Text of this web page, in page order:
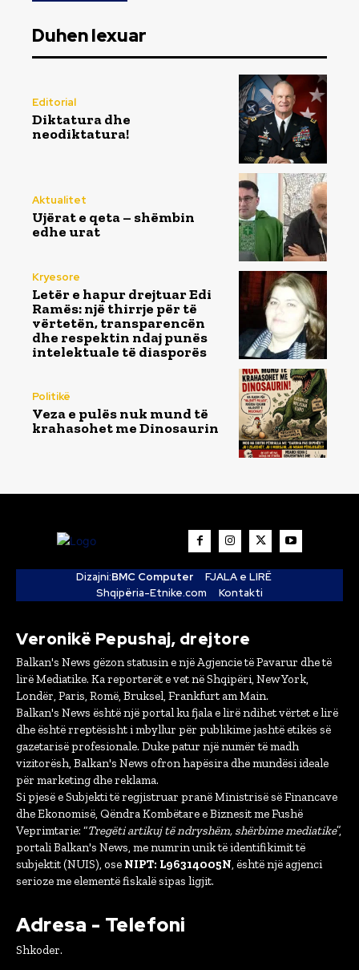
Duhen lexuar
Editorial
Diktatura dhe
neodiktatura!
Aktualitet
Ujërat e qeta – shëmbin
edhe urat
Kryesore
Letër e hapur drejtuar Edi
Ramës: një thirrje për të
vërtetën, transparencën
dhe respektin ndaj punës
intelektuale të diasporës
Politikë
Veza e pulës nuk mund të
krahasohet me Dinosaurin
Dizajni:BMC Computer
FJALA e LIRË
Shqipëria-Etnike.com
Kontakti
Veronikë Pepushaj, drejtore
Balkan's News gëzon statusin e një Agjencie të Pavarur dhe të
lirë Mediatike. Ka reporterët e vet në Shqipëri, New York,
Londër, Paris, Romë, Bruksel, Frankfurt am Main.
Balkan's News është një portal ku fjala e lirë ndihet vërtet e lirë
dhe është rreptësisht i mbyllur për publikime jashtë etikës së
gazetarisë profesionale. Duke patur një numër të madh
vizitorësh, Balkan's News ofron hapësira dhe mundësi ideale
për marketing dhe reklama.
Si pjesë e Subjekti të regjistruar pranë Ministrisë së Financave
dhe Ekonomisë, Qëndra Kombëtare e Biznesit me Fushë
Veprimtarie: “Tregëti artikuj të ndryshëm, shërbime mediatike”,
portali Balkan's News, me numrin unik të identifikimit të
subjektit (NUIS), ose NIPT: L96314005N, është një agjenci
serioze me elementë fiskalë sipas ligjit.
Adresa - Telefoni
Shkoder.